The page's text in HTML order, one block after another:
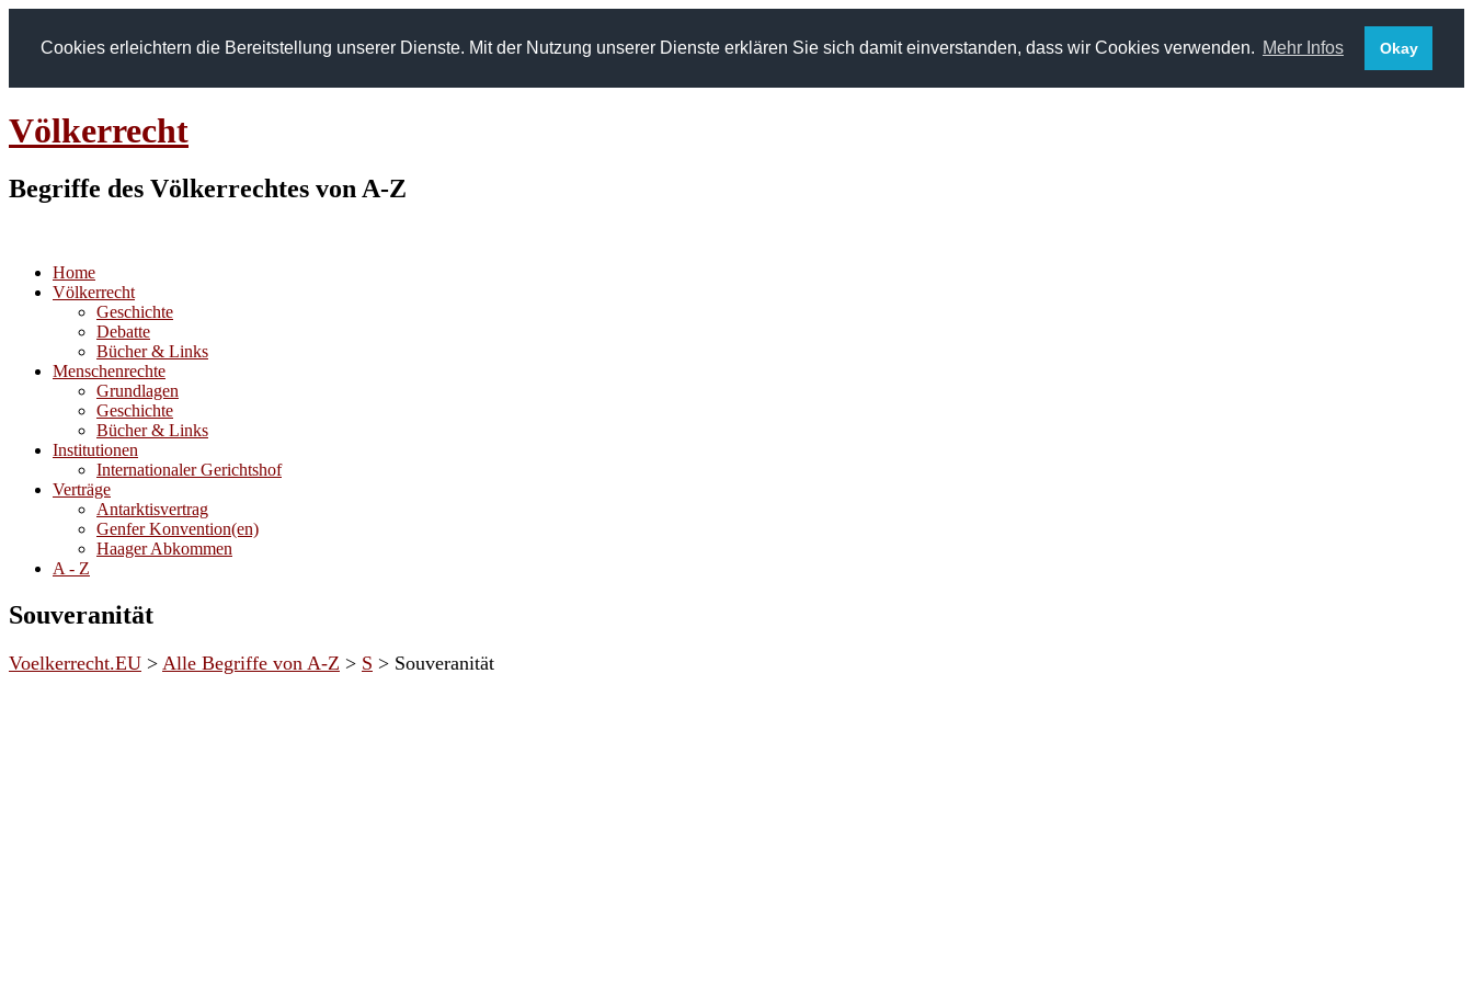
Cookies erleichtern die Bereitstellung unserer Dienste. Mit der Nutzung unserer Dienste erklären Sie sich damit einverstanden, dass wir Cookies verwenden. Mehr Infos Okay
Völkerrecht
Begriffe des Völkerrechtes von A-Z
Home
Völkerrecht
Geschichte
Debatte
Bücher & Links
Menschenrechte
Grundlagen
Geschichte
Bücher & Links
Institutionen
Internationaler Gerichtshof
Verträge
Antarktisvertrag
Genfer Konvention(en)
Haager Abkommen
A - Z
Souveranität
Voelkerrecht.EU > Alle Begriffe von A-Z > S > Souveranität